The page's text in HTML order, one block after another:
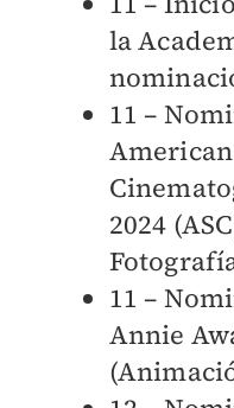
la
11 –
2024
11 –
Annie